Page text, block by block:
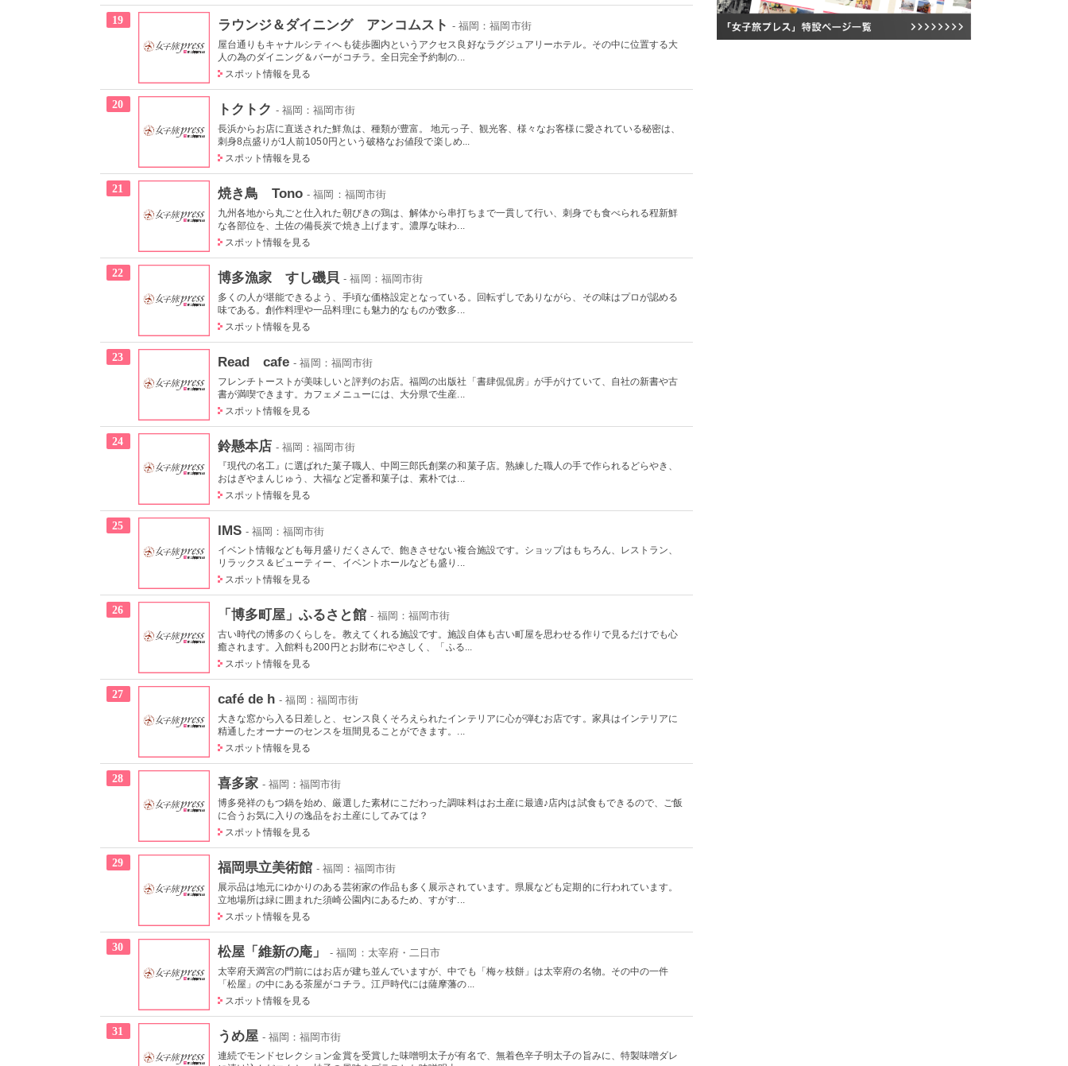
19 ラウンジ＆ダイニング アンコムスト - 福岡：福岡市街
屋台通りもキャナルシティへも徒歩圏内というアクセス良好なラグジュアリーホテル。その中に位置する大
人の為のダイニング＆バーがコチラ。全日完全予約制の...
スポット情報を見る
20 トクトク - 福岡：福岡市街
長浜からお店に直送された鮮魚は、種類が豊富。 地元っ子、観光客、様々なお客様に愛されている秘密は、
刺身8点盛りが1人前1050円という破格なお値段で楽しめ...
スポット情報を見る
21 焼き鳥 Tono - 福岡：福岡市街
九州各地から丸ごと仕入れた朝びきの鶏は、解体から串打ちまで一貫して行い、刺身でも食べられる程新鮮
な各部位を、土佐の備長炭で焼き上げます。濃厚な味わ...
スポット情報を見る
22 博多漁家 すし磯貝 - 福岡：福岡市街
多くの人が堪能できるよう、手頃な価格設定となっている。回転ずしでありながら、その味はプロが認める
味である。創作料理や一品料理にも魅力的なものが数多...
スポット情報を見る
23 Read cafe - 福岡：福岡市街
フレンチトーストが美味しいと評判のお店。福岡の出版社「書肆侃侃房」が手がけていて、自社の新書や古
書が満喫できます。カフェメニューには、大分県で生産...
スポット情報を見る
24 鈴懸本店 - 福岡：福岡市街
『現代の名工』に選ばれた菓子職人、中岡三郎氏創業の和菓子店。熟練した職人の手で作られるどらやき、
おはぎやまんじゅう、大福など定番和菓子は、素朴では...
スポット情報を見る
25 IMS - 福岡：福岡市街
イベント情報なども毎月盛りだくさんで、飽きさせない複合施設です。ショップはもちろん、レストラン、
リラックス＆ビューティー、イベントホールなども盛り...
スポット情報を見る
26 「博多町屋」ふるさと館 - 福岡：福岡市街
古い時代の博多のくらしを。教えてくれる施設です。施設自体も古い町屋を思わせる作りで見るだけでも心
癒されます。入館料も200円とお財布にやさしく、「ふる...
スポット情報を見る
27 café de h - 福岡：福岡市街
大きな窓から入る日差しと、センス良くそろえられたインテリアに心が弾むお店です。家具はインテリアに
精通したオーナーのセンスを垣間見ることができます。...
スポット情報を見る
28 喜多家 - 福岡：福岡市街
博多発祥のもつ鍋を始め、厳選した素材にこだわった調味料はお土産に最適♪店内は試食もできるので、ご飯
に合うお気に入りの逸品をお土産にしてみては？
スポット情報を見る
29 福岡県立美術館 - 福岡：福岡市街
展示品は地元にゆかりのある芸術家の作品も多く展示されています。県展なども定期的に行われています。
立地場所は緑に囲まれた須崎公園内にあるため、すがす...
スポット情報を見る
30 松屋「維新の庵」 - 福岡：太宰府・二日市
太宰府天満宮の門前にはお店が建ち並んでいますが、中でも「梅ヶ枝餅」は太宰府の名物。その中の一件
「松屋」の中にある茶屋がコチラ。江戸時代には薩摩藩の...
スポット情報を見る
31 うめ屋 - 福岡：福岡市街
連続でモンドセレクション金賞を受賞した味噌明太子が有名で、無着色辛子明太子の旨みに、特製味噌ダレ